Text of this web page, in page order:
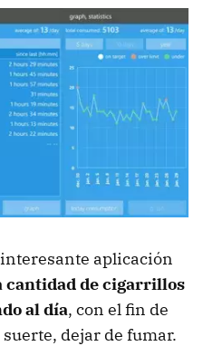
aplicación
cantidad de cigarrillos
al día, con el fin de
dejar de fumar.